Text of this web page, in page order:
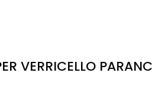
VERRICELLO